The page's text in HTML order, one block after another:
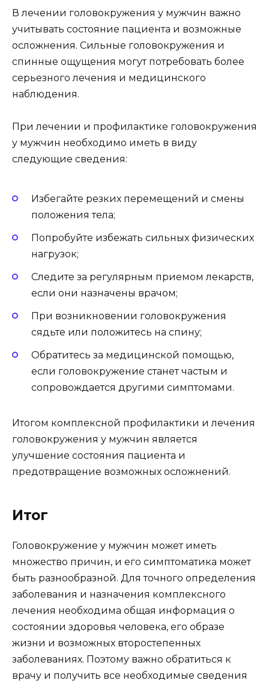
В лечении головокружения у мужчин важно
учитывать состояние пациента и возможные
осложнения. Сильные головокружения и
спинные ощущения могут потребовать более
серьезного лечения и медицинского
наблюдения.
При лечении и профилактике головокружения
у мужчин необходимо иметь в виду
следующие сведения:
Избегайте резких перемещений и смены
положения тела;
Попробуйте избежать сильных физических
нагрузок;
Следите за регулярным приемом лекарств,
если они назначены врачом;
При возникновении головокружения
сядьте или положитесь на спину;
Обратитесь за медицинской помощью,
если головокружение станет частым и
сопровождается другими симптомами.
Итогом комплексной профилактики и лечения
головокружения у мужчин является
улучшение состояния пациента и
предотвращение возможных осложнений.
Итог
Головокружение у мужчин может иметь
множество причин, и его симптоматика может
быть разнообразной. Для точного определения
заболевания и назначения комплексного
лечения необходима общая информация о
состоянии здоровья человека, его образе
жизни и возможных второстепенных
заболеваниях. Поэтому важно обратиться к
врачу и получить все необходимые сведения